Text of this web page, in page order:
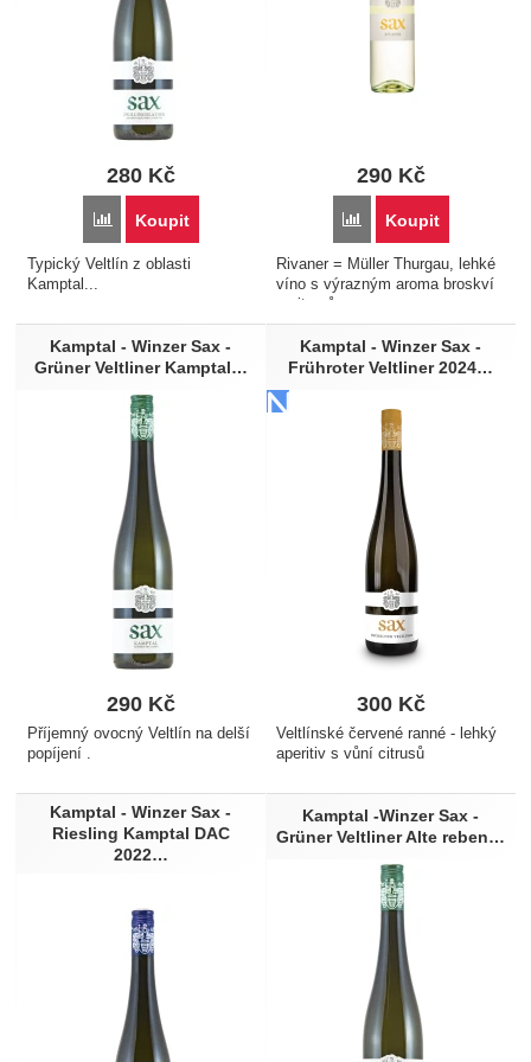
Vegetariánské pokrmy
280 Kč
Přidat 'Kamptal - Winzer Sax - Grüner Veltliner
Koupit
Typický Veltlín z oblasti
Kamptal...
290 Kč
Přidat 'Kamptal -
Koupit
Rivaner = Müller Thurgau, lehké
víno s výrazným aroma broskví
a citrusů.
Kamptal - Winzer Sax -
Grüner Veltliner Kamptal…
290 Kč
Příjemný ovocný Veltlín na delší
popíjení .
Kamptal - Winzer Sax -
Frühroter Veltliner 2024…
300 Kč
Veltlínské červené ranné - lehký
aperitiv s vůní citrusů
Kamptal - Winzer Sax -
Riesling Kamptal DAC
2022…
Kamptal -Winzer Sax -
Grüner Veltliner Alte reben…